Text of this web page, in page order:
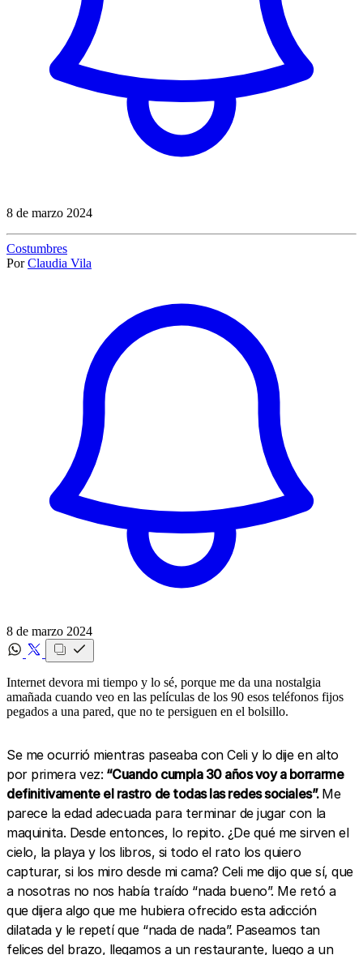
8 de marzo 2024
Costumbres
Por Claudia Vila
8 de marzo 2024
Internet devora mi tiempo y lo sé, porque me da una nostalgia
amañada cuando veo en las películas de los 90 esos teléfonos fijos
pegados a una pared, que no te persiguen en el bolsillo.
Se me ocurrió mientras paseaba con Celi y lo dije en alto
por primera vez: “Cuando cumpla 30 años voy a borrarme
definitivamente el rastro de todas las redes sociales”. Me
parece la edad adecuada para terminar de jugar con la
maquinita. Desde entonces, lo repito. ¿De qué me sirven el
cielo, la playa y los libros, si todo el rato los quiero
capturar, si los miro desde mi cama? Celi me dijo que sí, que
a nosotras no nos había traído “nada bueno”. Me retó a
que dijera algo que me hubiera ofrecido esta adicción
dilatada y le repetí que “nada de nada”. Paseamos tan
felices del brazo, llegamos a un restaurante, luego a un